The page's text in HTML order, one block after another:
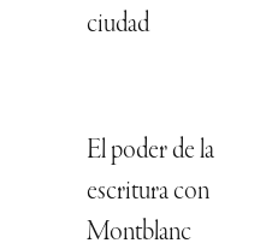
ciudad
El poder de la
escritura con
Montblanc